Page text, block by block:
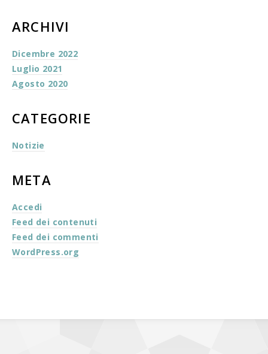
ARCHIVI
Dicembre 2022
Luglio 2021
Agosto 2020
CATEGORIE
Notizie
META
Accedi
Feed dei contenuti
Feed dei commenti
WordPress.org